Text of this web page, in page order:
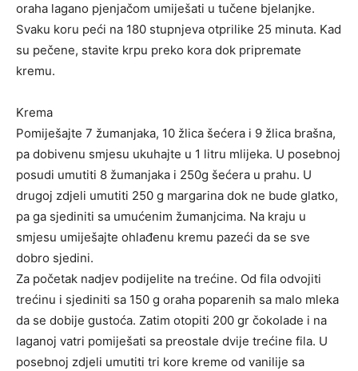
oraha lagano pjenjačom umiješati u tučene bjelanjke.
Svaku koru peći na 180 stupnjeva otprilike 25 minuta. Kad
su pečene, stavite krpu preko kora dok pripremate
kremu.
Krema
Pomiješajte 7 žumanjaka, 10 žlica šećera i 9 žlica brašna,
pa dobivenu smjesu ukuhajte u 1 litru mlijeka. U posebnoj
posudi umutiti 8 žumanjaka i 250g šećera u prahu. U
drugoj zdjeli umutiti 250 g margarina dok ne bude glatko,
pa ga sjediniti sa umućenim žumanjcima. Na kraju u
smjesu umiješajte ohlađenu kremu pazeći da se sve
dobro sjedini.
Za početak nadjev podijelite na trećine. Od fila odvojiti
trećinu i sjediniti sa 150 g oraha poparenih sa malo mleka
da se dobije gustoća. Zatim otopiti 200 gr čokolade i na
laganoj vatri pomiješati sa preostale dvije trećine fila. U
posebnoj zdjeli umutiti tri kore kreme od vanilije sa